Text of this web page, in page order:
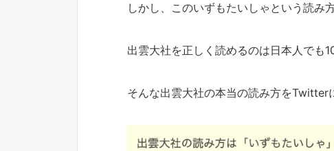
しかし、このいずもたいしゃという読み
出雲大社を正しく読めるのは日本人でも
そんな出雲大社の本当の読み方をTwitter